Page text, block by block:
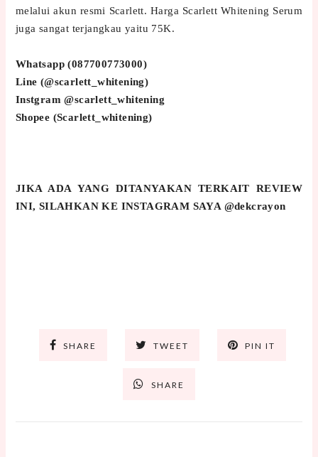
melalui akun resmi Scarlett. Harga Scarlett Whitening Serum
juga sangat terjangkau yaitu 75K.
Whatsapp (087700773000)
Line (@scarlett_whitening)
Instgram @scarlett_whitening
Shopee (Scarlett_whitening)
JIKA ADA YANG DITANYAKAN TERKAIT REVIEW
INI, SILAHKAN KE INSTAGRAM SAYA @dekcrayon
SHARE TWEET PIN IT
SHARE